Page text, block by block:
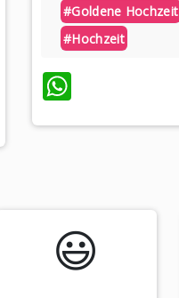
#goldene Hochzeit
#hochzeit
😃️